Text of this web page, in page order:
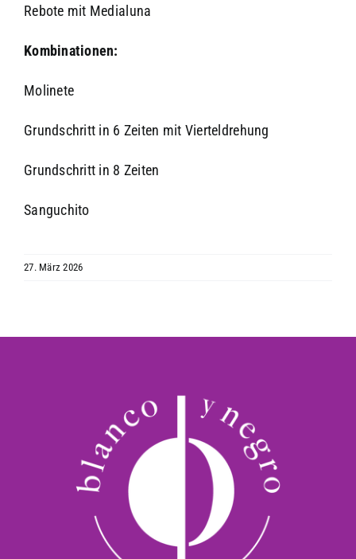
Management Platform
Rebote mit Medialuna
Kombinationen:
Molinete
Grundschritt in 6 Zeiten mit Vierteldrehung
Grundschritt in 8 Zeiten
Sanguchito
27. März 2026